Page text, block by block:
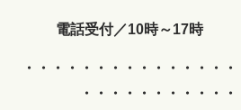
電話受付／10時～17時
・・・・・・・・・・・・
・・
・・・・・・・・・・・